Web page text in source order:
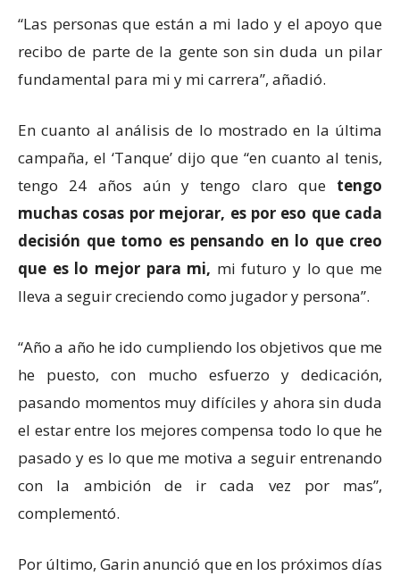
“Las personas que están a mi lado y el apoyo que
recibo de parte de la gente son sin duda un pilar
fundamental para mi y mi carrera”, añadió.
En cuanto al análisis de lo mostrado en la última
campaña, el ‘Tanque’ dijo que “en cuanto al tenis,
tengo 24 años aún y tengo claro quetengo
muchas cosas por mejorar, es por eso que cada
decisión que tomo es pensando en lo que creo
que es lo mejor para mi, mi futuro y lo que me
lleva a seguir creciendo como jugador y persona”.
“Año a año he ido cumpliendo los objetivos que me
he puesto, con mucho esfuerzo y dedicación,
pasando momentos muy difíciles y ahora sin duda
el estar entre los mejores compensa todo lo que he
pasado y es lo que me motiva a seguir entrenando
con la ambición de ir cada vez por mas”,
complementó.
Por último, Garin anunció que en los próximos días